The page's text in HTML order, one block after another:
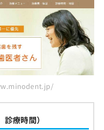
療時間）